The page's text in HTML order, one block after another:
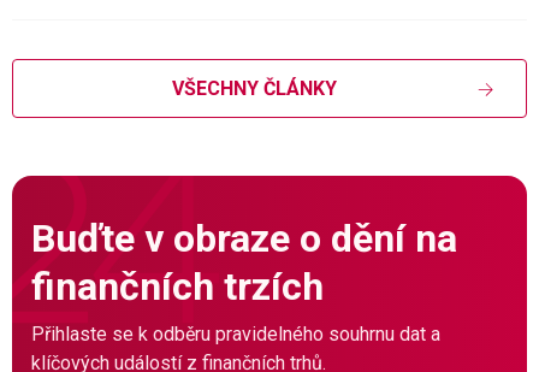
VŠECHNY ČLÁNKY
Buďte v obraze o dění na
finančních trzích
Přihlaste se k odběru pravidelného souhrnu dat a
klíčových událostí z finančních trhů.